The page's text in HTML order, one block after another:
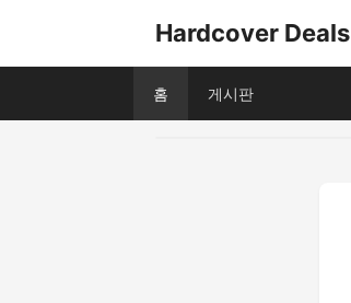
Hardcover Deals
홈 게시판